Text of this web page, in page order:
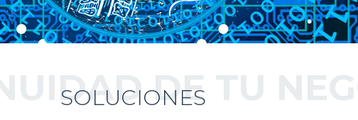
DE TU
SOLUCIONES